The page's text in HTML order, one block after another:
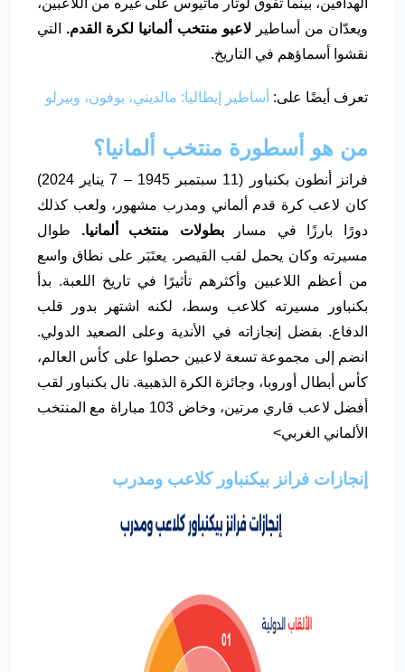
ويعدّان من أساطيرلاعبو منتخب ألمانيا لكرة القدم. التي
نقشوا أسماؤهم في التاريخ.
تعرف أيضًا على: أساطير إيطاليا: مالديني، بوفون، وبيرلو
من هو أسطورة منتخب ألمانيا؟
فرانز أنطون بكنباور (11 سبتمبر 1945 – 7 يناير 2024)
كان لاعب كرة قدم ألماني ومدرب مشهور، ولعب كذلك
دورًا بارزًا في مساربطولات منتخب ألمانيا. طوال
مسيرته وكان يحمل لقب القيصر. يعتَبَر على نطاق واسع
من أعظم اللاعبين وأكثرهم تأثيرًا في تاريخ اللعبة. بدأ
بكنباور مسيرته كلاعب وسط، لكنه اشتهر بدور قلب
الدفاع. بفضل إنجازاته في الأندية وعلى الصعيد الدولي.
انضم إلى مجموعة تسعة لاعبين حصلوا على كأس العالم،
كأس أبطال أوروبا، وجائزة الكرة الذهبية. نال بكنباور لقب
أفضل لاعب قاري مرتين، وخاض 103 مباراة مع المنتخب
الألماني الغربي>
إنجازات فرانز بيكنباور كلاعب ومدرب